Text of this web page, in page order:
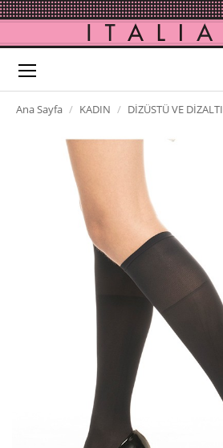
Ana Sayfa KADIN DİZÜSTÜ VE DİZALTI